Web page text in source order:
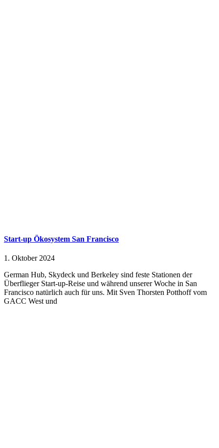
Start-up Ökosystem San Francisco
1. Oktober 2024
German Hub, Skydeck und Berkeley sind feste Stationen der
Überflieger Start-up-Reise und während unserer Woche in San
Francisco natürlich auch für uns. Mit Sven Thorsten Potthoff vom
GACC West und